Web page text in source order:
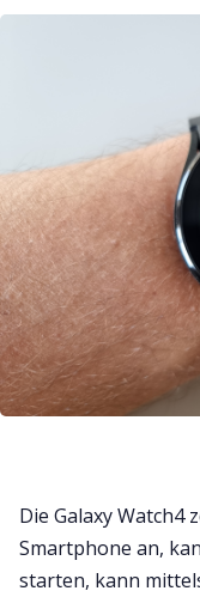
Die Galaxy Watch4
Smartphone an,
starten, kann